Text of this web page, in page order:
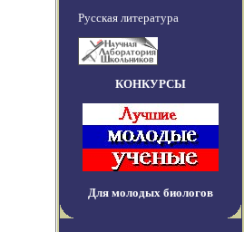
Русская литература
КОНКУРСЫ
Для молодых биологов